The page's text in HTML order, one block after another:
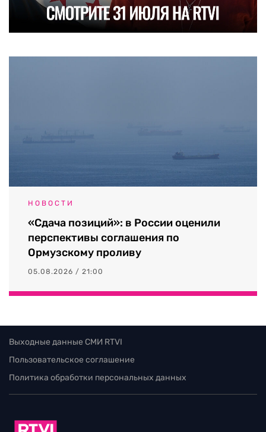
НОВОСТИ
«Сдача позиций»: в России оценили
перспективы соглашения по
Ормузскому проливу
05.08.2026 / 21:00
Выходные данные СМИ RTVI
Пользовательское соглашение
Политика обработки персональных данных